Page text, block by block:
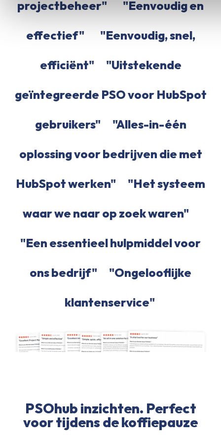
projectbeheer"
"Eenvoudig en
effectief"
"Eenvoudig, snel,
efficiënt"
"Uitstekende
geïntegreerde PSO voor HubSpot
gebruikers"
"Alles-in-één
oplossing voor bedrijven die met
HubSpot werken"
"Het systeem
waar we naar op zoek waren"
"Een essentieel hulpmiddel voor
ons bedrijf"
"Ongelooflijke
klantenservice"
PSOhub inzichten. Perfect
voor tijdens de koffiepauze